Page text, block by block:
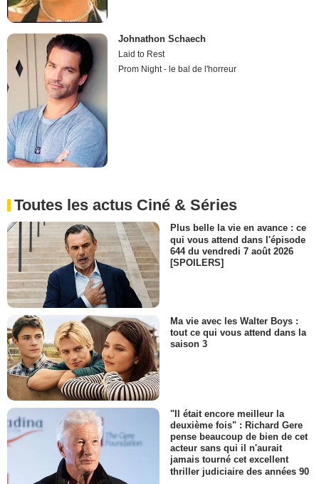
Johnathon Schaech
Laid to Rest
Prom Night - le bal de l'horreur
Toutes les actus Ciné & Séries
Plus belle la vie en avance : ce
qui vous attend dans l'épisode
644 du vendredi 7 août 2026
[SPOILERS]
Ma vie avec les Walter Boys :
tout ce qui vous attend dans la
saison 3
"Il était encore meilleur la
deuxième fois" : Richard Gere
pense beaucoup de bien de cet
acteur sans qui il n'aurait
jamais tourné cet excellent
thriller judiciaire des années 90